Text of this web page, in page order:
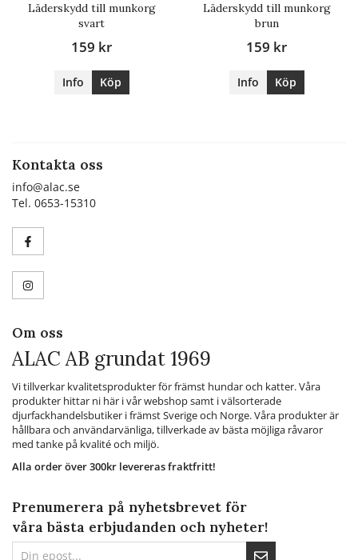
Läderskydd till munkorg
svart
159 kr
Info Köp
Läderskydd till munkorg
brun
159 kr
Info Köp
Kontakta oss
info@alac.se
Tel. 0653-15310
Om oss
ALAC AB grundat 1969
Vi tillverkar kvalitetsprodukter för främst hundar och katter. Våra
produkter hittar ni här i vår webshop samt i välsorterade
djurfackhandelsbutiker i främst Sverige och Norge. Våra produkter är
hållbara och användarvänliga, tillverkade av bästa möjliga råvaror
med tanke på kvalité och miljö.
Alla order över 300kr levereras fraktfritt!
Prenumerera på nyhetsbrevet för
våra bästa erbjudanden och nyheter!